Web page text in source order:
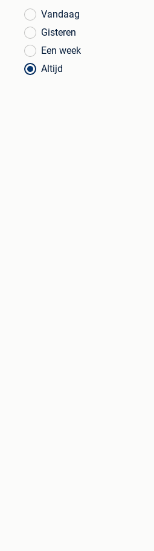
Vandaag
Gisteren
Een week
Altijd